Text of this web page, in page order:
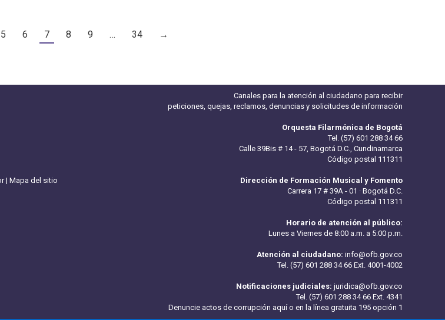
5 6 7 8 9 … 34 →
| Mapa del sitio
Canales para la atención al ciudadano para recibir
peticiones, quejas, reclamos, denuncias y solicitudes de información
Orquesta Filarmónica de Bogotá
Tel. (57) 601 288 34 66
Calle 39Bis # 14 - 57, Bogotá D.C., Cundinamarca
Código postal 111311
Dirección de Formación Musical y Fomento
Carrera 17 # 39A - 01 · Bogotá D.C.
Código postal 111311
Horario de atención al público:
Lunes a Viernes de 8:00 a.m. a 5:00 p.m.
Atención al ciudadano: info@ofb.gov.co
Tel. (57) 601 288 34 66 Ext. 4001-4002
Notificaciones judiciales: juridica@ofb.gov.co
Tel. (57) 601 288 34 66 Ext. 4341
Denuncie actos de corrupción aquí o en la línea gratuita 195 opción 1